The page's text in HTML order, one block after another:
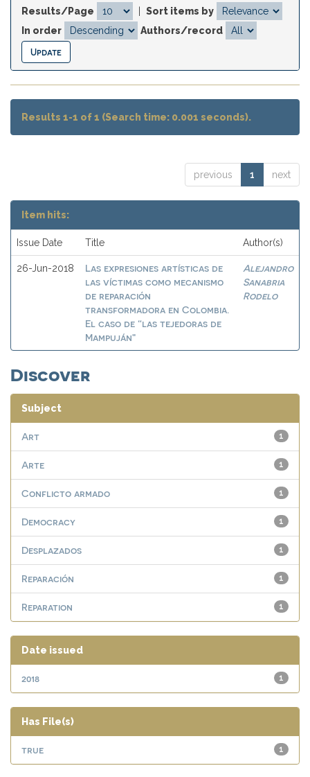
Results/Page
Sort items by
In order
Authors/record
Results 1-1 of 1 (Search time: 0.001 seconds).
previous 1 next
Item hits:
Issue Date Title Author(s)
26-Jun-2018
Las expresiones artísticas de
las víctimas como mecanismo
de reparación
transformadora en Colombia.
El caso de “las tejedoras de
Mampuján"
Alejandro
Sanabria
Rodelo
Discover
Subject
1
Art
1
Arte
1
Conflicto armado
1
Democracy
1
Desplazados
1
Reparación
1
Reparation
Date issued
1
2018
Has File(s)
1
true